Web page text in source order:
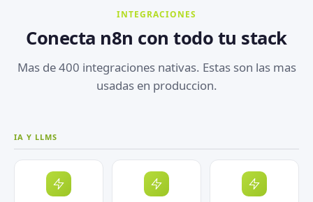
INTEGRACIONES
Conecta n8n con todo tu stack
Mas de 400 integraciones nativas. Estas son las mas
usadas en produccion.
IA Y LLMS